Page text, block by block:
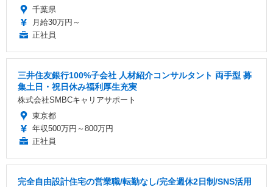
千葉県
月給30万円～
正社員
三井住友銀行100%子会社 人材紹介コンサルタント 両手型 募
集土日・祝日休み福利厚生充実
株式会社SMBCキャリアサポート
東京都
年収500万円～800万円
正社員
完全自由設計住宅の営業職/転勤なし/完全週休2日制/SNS活用